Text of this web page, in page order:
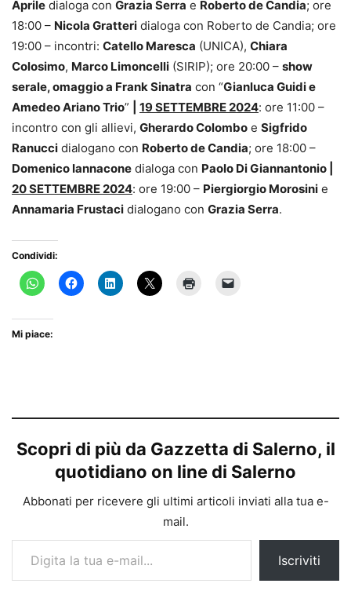
Aprile dialoga con Grazia Serra e Roberto de Candia; ore
18:00 – Nicola Gratteri dialoga con Roberto de Candia; ore
19:00 – incontri: Catello Maresca (UNICA), Chiara
Colosimo, Marco Limoncelli (SIRIP); ore 20:00 – show
serale, omaggio a Frank Sinatra con “Gianluca Guidi e
Amedeo Ariano Trio” 19 SETTEMBRE 2024: ore 11:00 –
incontro con gli allievi, Gherardo Colombo e Sigfrido
Ranucci dialogano con Roberto de Candia; ore 18:00 –
Domenico Iannacone dialoga con Paolo Di Giannantonio
20 SETTEMBRE 2024: ore 19:00 – Piergiorgio Morosini e
Annamaria Frustaci dialogano con Grazia Serra.
Condividi:
Mi piace:
Scopri di più da Gazzetta di Salerno, il
quotidiano on line di Salerno
Abbonati per ricevere gli ultimi articoli inviati alla tua e-
mail.
Digita la tua e-mail...
Iscriviti